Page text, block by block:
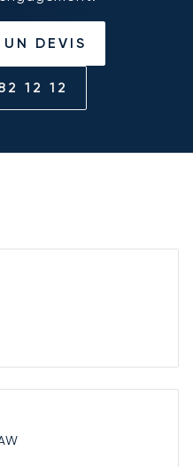
UN DEVIS
12 12